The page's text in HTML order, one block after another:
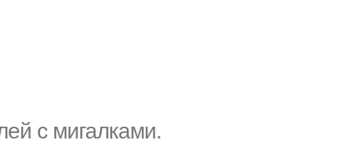
с мигалками.